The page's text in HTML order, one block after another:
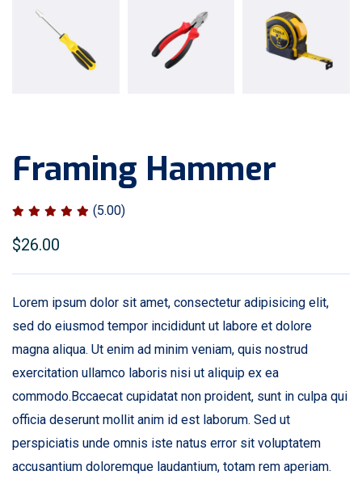
Framing Hammer
(5.00)
$26.00
Lorem ipsum dolor sit amet, consectetur adipisicing elit,
sed do eiusmod tempor incididunt ut labore et dolore
magna aliqua. Ut enim ad minim veniam, quis nostrud
exercitation ullamco laboris nisi ut aliquip ex ea
commodo.Bccaecat cupidatat non proident, sunt in culpa qui
officia deserunt mollit anim id est laborum. Sed ut
perspiciatis unde omnis iste natus error sit voluptatem
accusantium doloremque laudantium, totam rem aperiam.